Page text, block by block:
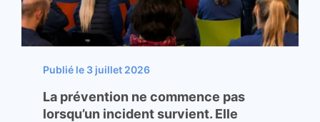
Publié le 3 juillet 2026
La prévention ne commence pas
lorsqu’un incident survient. Elle